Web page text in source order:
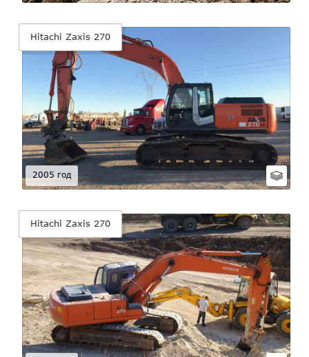
Hitachi Zaxis 270
2005 год
Hitachi Zaxis 270